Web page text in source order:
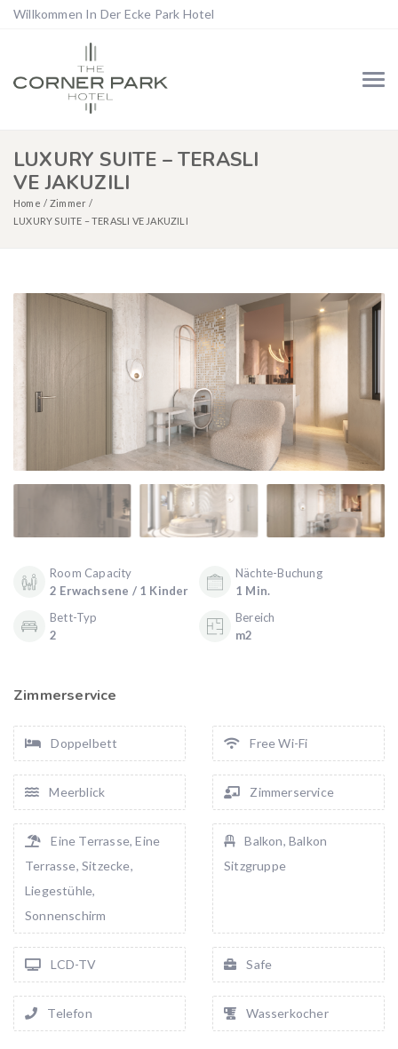
Willkommen In Der Ecke Park Hotel
LUXURY SUITE – TERASLI
VE JAKUZILI
Home
Zimmer
LUXURY SUITE – TERASLI VE JAKUZILI
Room Capacity
2 Erwachsene / 1 Kinder
Nächte-Buchung
1 Min.
Bett-Typ
2
Bereich
m2
Zimmerservice
Doppelbett Free Wi-Fi
Meerblick Zimmerservice
Eine Terrasse, Eine
Terrasse, Sitzecke,
Liegestühle,
Sonnenschirm
Balkon, Balkon
Sitzgruppe
LCD-TV Safe
Telefon Wasserkocher